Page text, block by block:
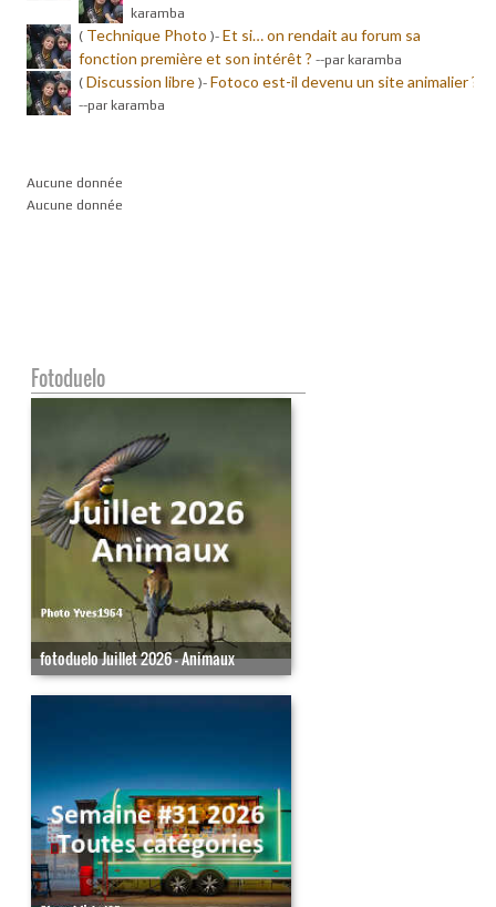
karamba
( Technique Photo )- Et si… on rendait au forum sa
fonction première et son intérêt ? --par karamba
( Discussion libre )- Fotoco est-il devenu un site animalier ?
--par karamba
Aucune donnée
Aucune donnée
Fotoduelo
fotoduelo Juillet 2026 - Animaux